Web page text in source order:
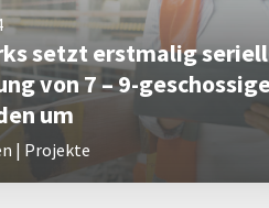
setzt erstmalig
von 7 – 9-
um
| Projekte